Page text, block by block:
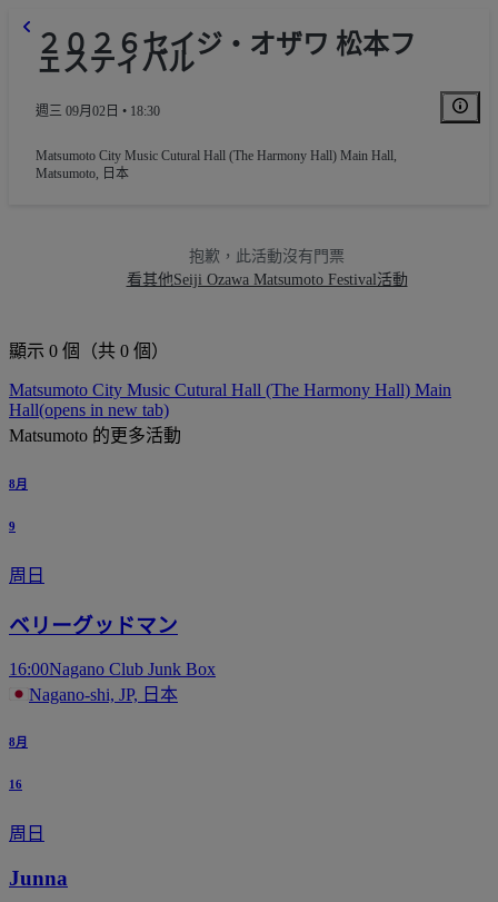
２０２６セイジ・オザワ 松本フ
ェスティバル
週三 09月02日 • 18:30
Matsumoto City Music Cutural Hall (The Harmony Hall) Main Hall,
Matsumoto, 日本
抱歉，此活動沒有門票
看其他Seiji Ozawa Matsumoto Festival活動
顯示 0 個（共 0 個）
Matsumoto City Music Cutural Hall (The Harmony Hall) Main
Hall(opens in new tab)
Matsumoto 的更多活動
8月
9
周日
ベリーグッドマン
16:00Nagano Club Junk Box
Nagano-shi, JP, 日本
8月
16
周日
Junna